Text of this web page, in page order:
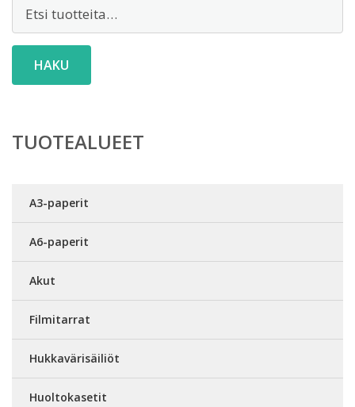
HAKU
TUOTEALUEET
A3-paperit
A6-paperit
Akut
Filmitarrat
Hukkavärisäiliöt
Huoltokasetit